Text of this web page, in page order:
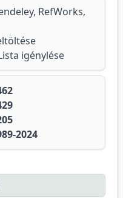
RefWorks,
igénylése
2024